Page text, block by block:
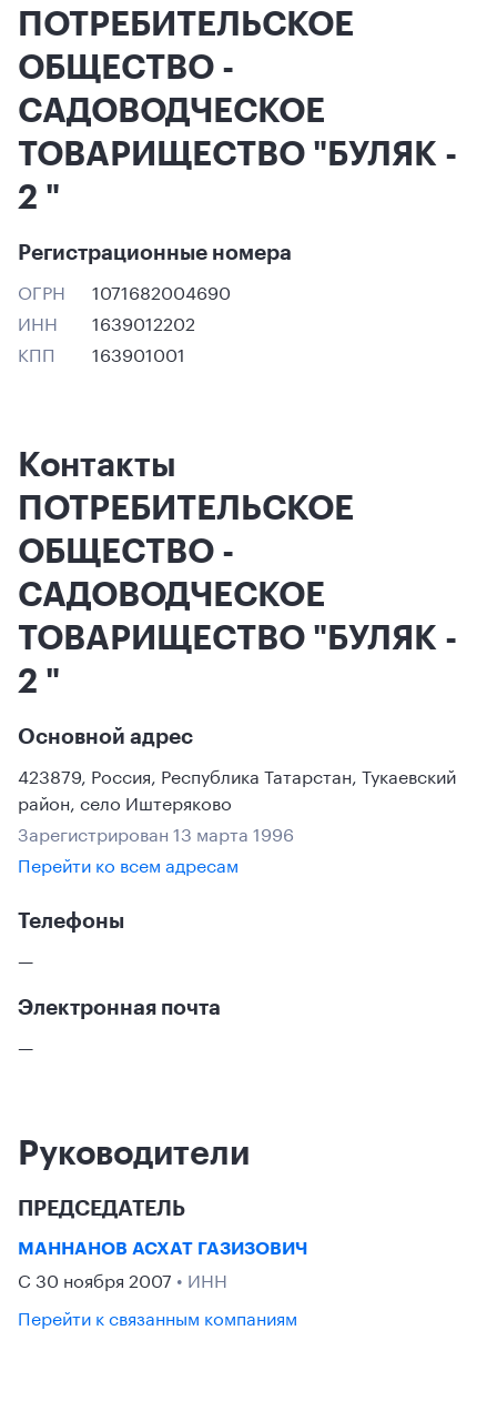
ПОТРЕБИТЕЛЬСКОЕ
ОБЩЕСТВО -
САДОВОДЧЕСКОЕ
ТОВАРИЩЕСТВО "БУЛЯК -
2 "
Регистрационные номера
ОГРН
1071682004690
ИНН
1639012202
КПП
163901001
Контакты
ПОТРЕБИТЕЛЬСКОЕ
ОБЩЕСТВО -
САДОВОДЧЕСКОЕ
ТОВАРИЩЕСТВО "БУЛЯК -
2 "
Основной адрес
423879, Россия, Республика Татарстан, Тукаевский
район, село Иштеряково
Зарегистрирован 13 марта 1996
Перейти ко всем адресам
Телефоны
—
Электронная почта
—
Руководители
ПРЕДСЕДАТЕЛЬ
МАННАНОВ АСХАТ ГАЗИЗОВИЧ
С 30 ноября 2007 • ИНН
Перейти к связанным компаниям